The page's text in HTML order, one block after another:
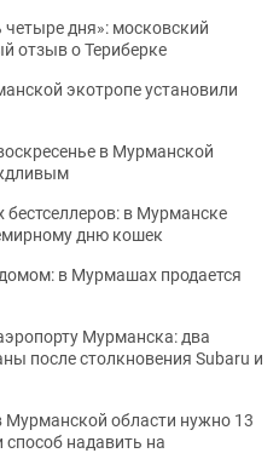
четыре дня»: московский
отзыв о Териберке
экотропе установили
в Мурманской
в Мурманске
дню кошек
в Мурмашах продается
Мурманска: два
после столкновения Subaru и
Мурманской области нужно 13
надавить на